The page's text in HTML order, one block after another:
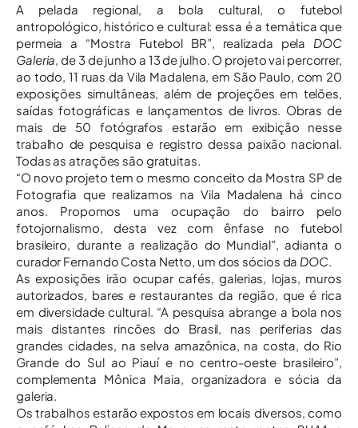
A pelada regional, a bola cultural, o futebol
antropológico, histórico e cultural: essa é a temática que
permeia a “Mostra Futebol BR”, realizada pela DOC
Galeria, de 3 de junho a 13 de julho. O projeto vai percorrer,
ao todo, 11 ruas da Vila Madalena, em São Paulo, com 20
exposições simultâneas, além de projeções em telões,
saídas fotográficas e lançamentos de livros. Obras de
mais de 50 fotógrafos estarão em exibição nesse
trabalho de pesquisa e registro dessa paixão nacional.
Todas as atrações são gratuitas.
“O novo projeto tem o mesmo conceito da Mostra SP de
Fotografia que realizamos na Vila Madalena há cinco
anos. Propomos uma ocupação do bairro pelo
fotojornalismo, desta vez com ênfase no futebol
brasileiro, durante a realização do Mundial”, adianta o
curador Fernando Costa Netto, um dos sócios da DOC.
As exposições irão ocupar cafés, galerias, lojas, muros
autorizados, bares e restaurantes da região, que é rica
em diversidade cultural. “A pesquisa abrange a bola nos
mais distantes rincões do Brasil, nas periferias das
grandes cidades, na selva amazônica, na costa, do Rio
Grande do Sul ao Piauí e no centro-oeste brasileiro”,
complementa Mônica Maia, organizadora e sócia da
galeria.
Os trabalhos estarão expostos em locais diversos, como